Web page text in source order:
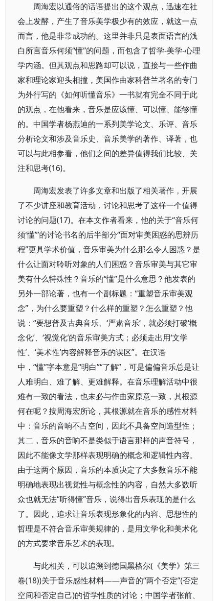
周海宏以通俗的话语提出的这个观点，迅速在社
会上发酵，产生了音乐美学极少有的效应，就这一点
而言，他是非常成功的。这里并非只是表面语言的浅
白所言音乐何须“懂”的问题，而包含了哲学-美学-心理
学内涵。但其观点和思路却可以说，直接与一些作曲
家和理论家迎头相撞，美国作曲家科普兰著名的专门
为外行写的《如何听懂音乐》一书就有完全不同于此
的观点，在他看来，音乐是应该懂、可以懂、能够懂
的。中国学者杨燕迪的一系列美学论文、乐评、音乐
分析论文和涉及音乐史、音乐美学的著作、译著，也
可以与此相参看，他们之间的差异值得我们比较、关
注和思考(16)。
周海宏发表了许多文章和出版了相关著作，开展
了不少讲座和教育活动，讨论和思考了这样一个值得
讨论的问题(17)。在本文作者看来，他的关于“音乐何
须‘懂’”的讨论书名的后半部分“面对审美困惑的思辨历
程”更具学术价值，音乐审美为什么那么令人困惑？是
什么让面对聆听对象的人们困惑？音乐审美与其它审
美有什么特殊性？音乐的“懂”是什么意思？他发表的
另外一部论著，也有一个副标题：“重塑音乐审美观
念”，为什么要重塑？什么样的重塑？怎么重塑？他
说：“要想普及古典音乐、‘严肃音乐’，就必须打破‘概
念化’、‘视觉化’的音乐审美方式；必须走出用‘文学
性’、‘美术性’内容解释音乐的误区”。在汉语
中，“懂”字本意是“明白”“了解”，可是偏偏音乐总是让
人难明白、难了解、更难解释。在音乐理解活动中很
难有一致的看法，也未必与作曲家原意一致，其根源
何在呢？按周海宏所论，其根源就在音乐的感性材料
中：音乐的音响不占空间，因此不具备空间造型性；
其二，音乐的音响不是类似于语言那样的声音符号，
因此不能像文学那样表现明确的概念和逻辑性内容。
由于这两个原因，音乐的本质决定了大多数音乐不能
明确地表现出视觉性与概念性的内容，自然大多数听
众也就无法“听得懂”音乐，说得出音乐表现的是什么
了。因此，追求让音乐表现形象化的内容、思想性的
哲理是不符合音乐审美规律的，是用文学化和美术化
的方式要求音乐艺术的表现。
与此相关，可以追溯到德国黑格尔(《美学》第三
卷(18))关于音乐感性材料——声音的“两个否定”(否定
空间和否定自己)的哲学性质的讨论；中国学者张前、